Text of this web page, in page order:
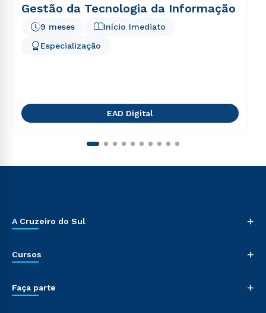
Gestão da Tecnologia da Informação
Início Imediato
9 meses
Especialização
EAD Digital
A Cruzeiro do Sul +
Cursos +
Faça parte +